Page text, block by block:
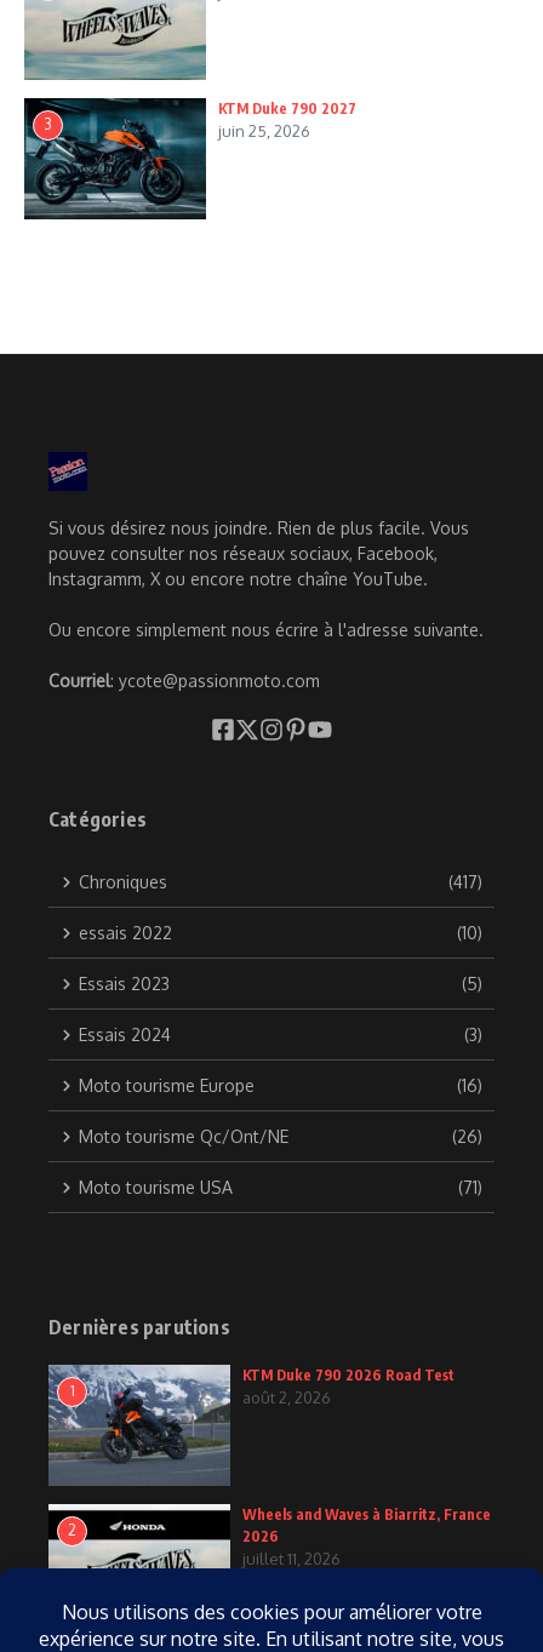
3
KTM Duke 790 2027
juin 25, 2026
Si vous désirez nous joindre. Rien de plus facile. Vous
pouvez consulter nos réseaux sociaux, Facebook,
Instagramm, X ou encore notre chaîne YouTube.
Ou encore simplement nous écrire à l'adresse suivante.
Courriel: ycote@passionmoto.com
Catégories
Chroniques (417)
essais 2022 (10)
Essais 2023 (5)
Essais 2024 (3)
Moto tourisme Europe (16)
Moto tourisme Qc/Ont/NE (26)
Moto tourisme USA (71)
Dernières parutions
1
KTM Duke 790 2026 Road Test
août 2, 2026
2
Wheels and Waves à Biarritz, France
2026
juillet 11, 2026